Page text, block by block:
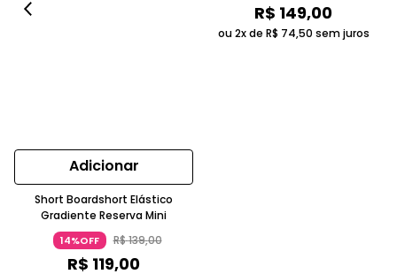
Adicionar
Short Boardshort Elástico
Gradiente Reserva Mini
14%OFF R$139,00
R$ 119,00
R$ 149,00
ou 2x de R$ 74,50 sem juros